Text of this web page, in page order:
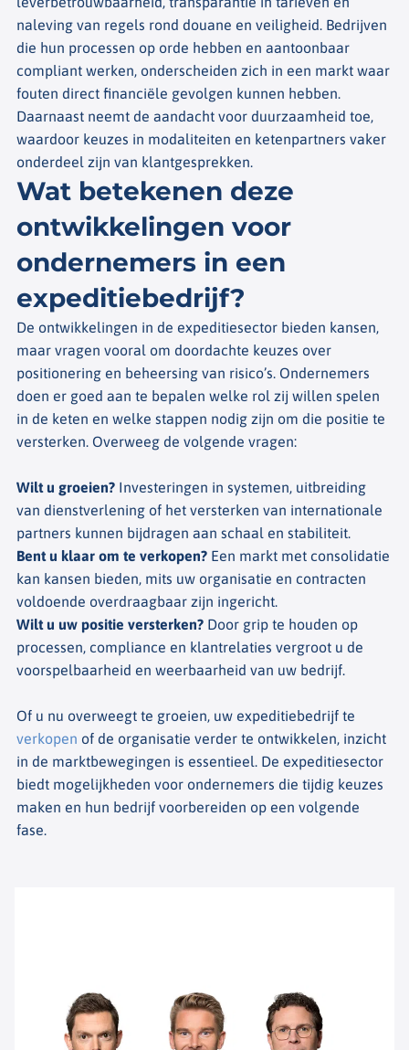
naleving van regels rond douane en veiligheid. Bedrijven
die hun processen op orde hebben en aantoonbaar
compliant werken, onderscheiden zich in een markt waar
fouten direct financiële gevolgen kunnen hebben.
Daarnaast neemt de aandacht voor duurzaamheid toe,
waardoor keuzes in modaliteiten en ketenpartners vaker
onderdeel zijn van klantgesprekken.
Wat betekenen deze
ontwikkelingen voor
ondernemers in een
expeditiebedrijf?
De ontwikkelingen in de expeditiesector bieden kansen,
maar vragen vooral om doordachte keuzes over
positionering en beheersing van risico’s. Ondernemers
doen er goed aan te bepalen welke rol zij willen spelen
in de keten en welke stappen nodig zijn om die positie te
versterken. Overweeg de volgende vragen:
Wilt u groeien? Investeringen in systemen, uitbreiding
van dienstverlening of het versterken van internationale
partners kunnen bijdragen aan schaal en stabiliteit.
Bent u klaar om te verkopen? Een markt met consolidatie
kan kansen bieden, mits uw organisatie en contracten
voldoende overdraagbaar zijn ingericht.
Wilt u uw positie versterken? Door grip te houden op
processen, compliance en klantrelaties vergroot u de
voorspelbaarheid en weerbaarheid van uw bedrijf.
Of u nu overweegt te groeien, uw expeditiebedrijf te
verkopen of de organisatie verder te ontwikkelen, inzicht
in de marktbewegingen is essentieel. De expeditiesector
biedt mogelijkheden voor ondernemers die tijdig keuzes
maken en hun bedrijf voorbereiden op een volgende
fase.